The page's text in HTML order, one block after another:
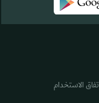
الاستخدام